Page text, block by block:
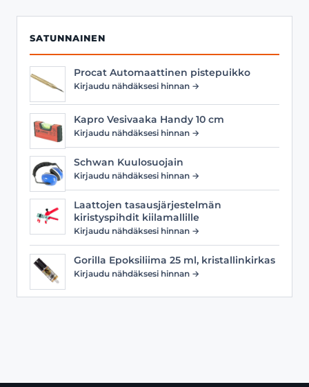
SATUNNAINEN
Procat Automaattinen pistepuikko
Kirjaudu nähdäksesi hinnan →
Kapro Vesivaaka Handy 10 cm
Kirjaudu nähdäksesi hinnan →
Schwan Kuulosuojain
Kirjaudu nähdäksesi hinnan →
Laattojen tasausjärjestelmän
kiristyspihdit kiilamallille
Kirjaudu nähdäksesi hinnan →
Gorilla Epoksiliima 25 ml, kristallinkirkas
Kirjaudu nähdäksesi hinnan →